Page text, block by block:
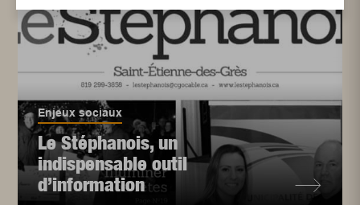
Enjeux sociaux
Le Stéphanois, un
indispensable outil
d’information